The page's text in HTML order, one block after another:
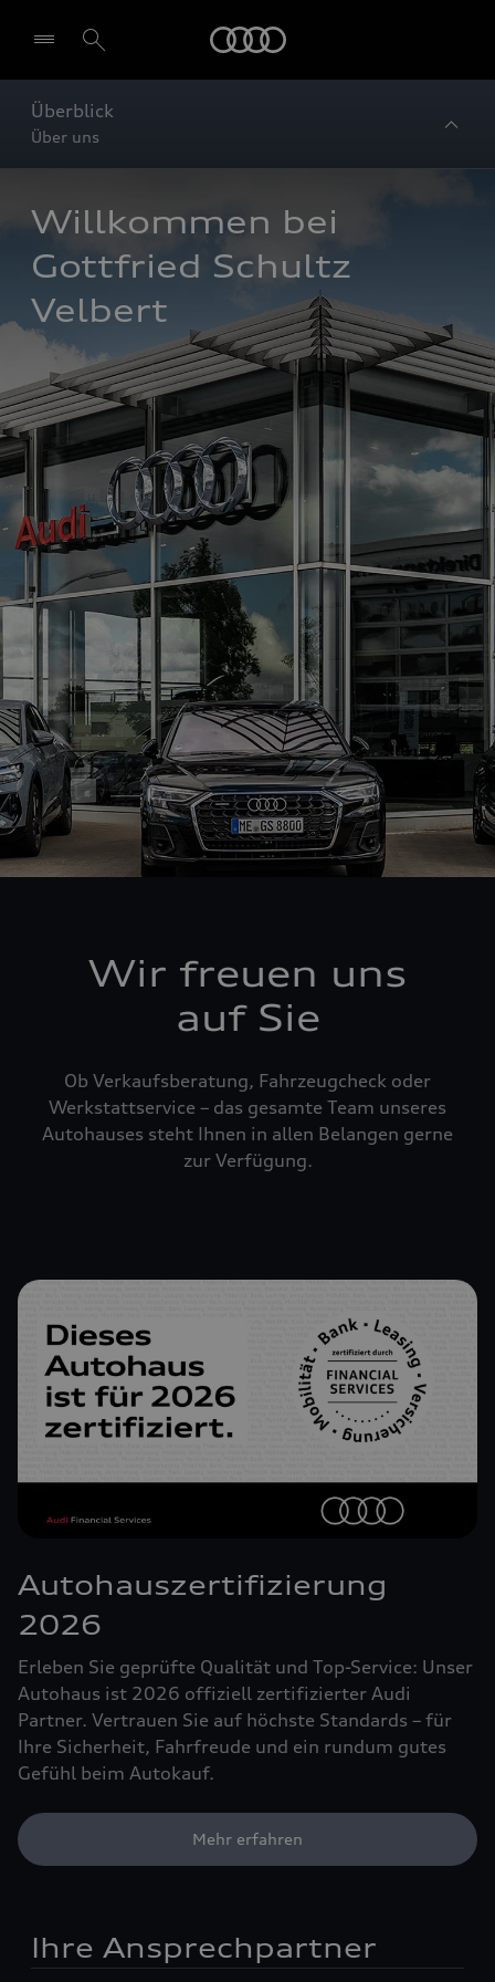
Überblick
Über uns
Willkommen bei
Gottfried Schultz
Velbert
Wir freuen uns
auf Sie
Ob Verkaufsberatung, Fahrzeugcheck oder
Werkstattservice – das gesamte Team unseres
Autohauses steht Ihnen in allen Belangen gerne
zur Verfügung.
Autohauszertifizierung
2026
Erleben Sie geprüfte Qualität und Top-Service: Unser
Autohaus ist 2026 offiziell zertifizierter Audi
Partner. Vertrauen Sie auf höchste Standards – für
Ihre Sicherheit, Fahrfreude und ein rundum gutes
Gefühl beim Autokauf.
Mehr erfahren
Ihre Ansprechpartner